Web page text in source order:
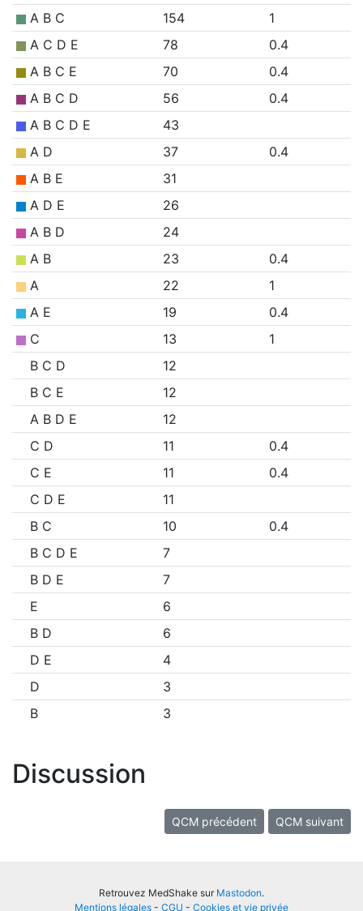
A B C
154
1
A C D E
78
0.4
A B C E
70
0.4
A B C D
56
0.4
A B C D E
43
A D
37
0.4
A B E
31
A D E
26
A B D
24
A B
23
0.4
A
22
1
A E
19
0.4
C
13
1
B C D
12
B C E
12
A B D E
12
C D
11
0.4
C E
11
0.4
C D E
11
B C
10
0.4
B C D E
7
B D E
7
E
6
B D
6
D E
4
D
3
B
3
Discussion
QCM précédent QCM suivant
Retrouvez MedShake sur Mastodon.
Mentions légales - CGU - Cookies et vie privée